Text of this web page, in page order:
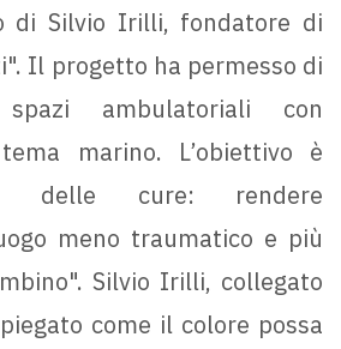
di Silvio Irilli, fondatore di
Il progetto ha permesso di
ambulatoriali con
marino. L’obiettivo è
delle cure: rendere
meno traumatico e più
Silvio Irilli, collegato
come il colore possa